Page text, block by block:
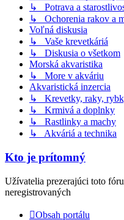
↳ Potrava a
↳ Ochorenia rakov a
Voľná diskusia
↳ Vaše krevetkáriá
↳ Diskusia o všetkom
Morská akvaristika
↳ More v akváriu
Akvaristická inzercia
↳ Krevetky, raky,
↳ Krmivá a doplnky
↳ Rastlinky a machy
↳ Akváriá a technika
Kto je prítomný
Užívatelia prezerajúci toto
neregistrovaných
Obsah portálu